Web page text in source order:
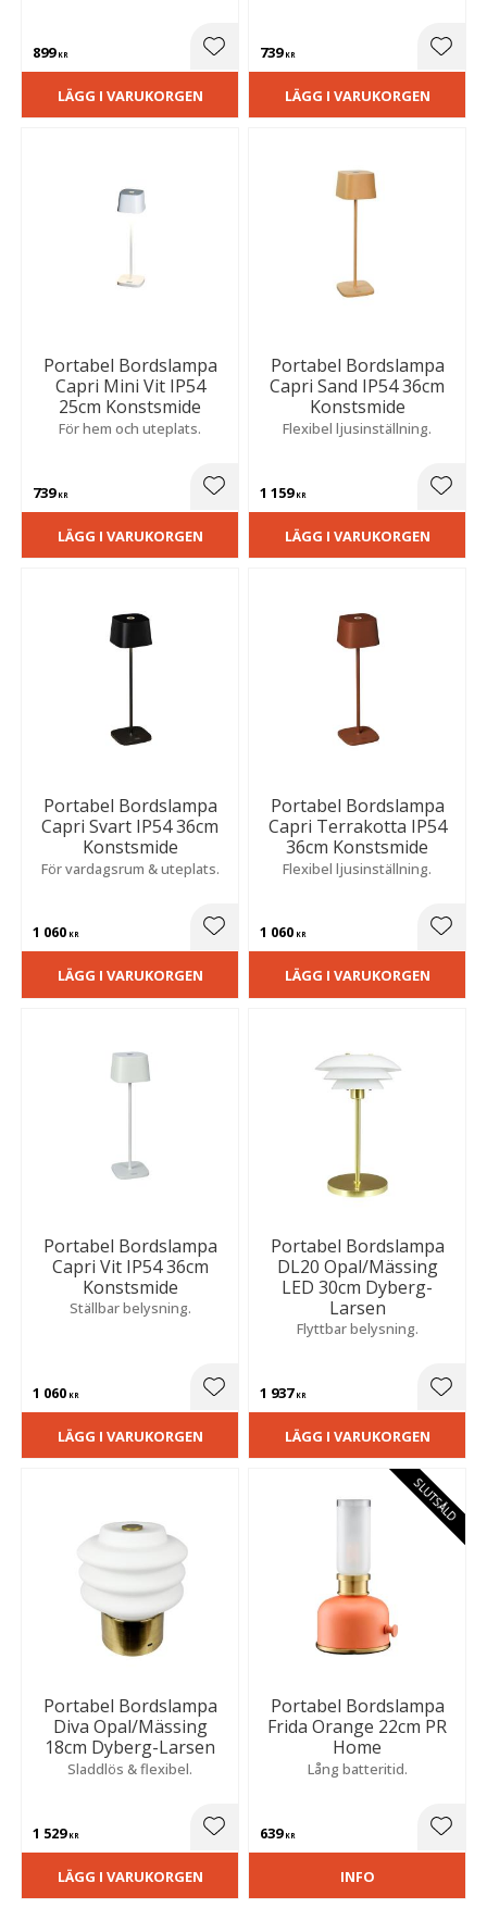
899KR Lägg till i favoriter
LÄGG I VARUKORGEN
739KR
LÄGG I VARUKORGEN
Portabel Bordslampa
Capri Mini Vit IP54
25cm Konstsmide
För hem och uteplats.
739KR Lägg till i favoriter
LÄGG I VARUKORGEN
Portabel Bordslampa
Capri Sand IP54 36cm
Konstsmide
Flexibel ljusinställning.
1 159KR
LÄGG I VARUKORGEN
Portabel Bordslampa
Capri Svart IP54 36cm
Konstsmide
För vardagsrum & uteplats.
1 060 KR Lägg till i favoriter
LÄGG I VARUKORGEN
Portabel Bordslampa
Capri Terrakotta IP54
36cm Konstsmide
Flexibel ljusinställning.
1 060 KR
LÄGG I VARUKORGEN
Portabel Bordslampa
Capri Vit IP54 36cm
Konstsmide
Ställbar belysning.
1 060 KR Lägg till i favoriter
LÄGG I VARUKORGEN
Portabel Bordslampa
DL20 Opal/Mässing
LED 30cm Dyberg-
Larsen
Flyttbar belysning.
1 937 KR
LÄGG I VARUKORGEN
Portabel Bordslampa
Diva Opal/Mässing
18cm Dyberg-Larsen
Sladdlös & flexibel.
1 529KR Lägg till i favoriter
LÄGG I VARUKORGEN
Portabel Bordslampa
Frida Orange 22cm PR
Home
Lång batteritid.
639KR
SLUTSÅLD
INFO